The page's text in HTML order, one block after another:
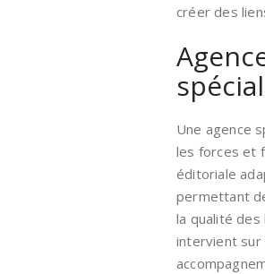
créer des
Une agence
les forces et
éditoriale
permettant
la qualité des
intervient sur